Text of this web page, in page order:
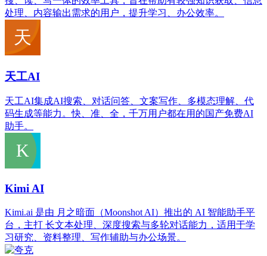
处理、内容输出需求的用户，提升学习、办公效率。
天工AI
天工AI集成AI搜索、对话问答、文案写作、多模态理解、代
码生成等能力。快、准、全，千万用户都在用的国产免费AI
助手。
Kimi AI
Kimi.ai 是由 月之暗面（Moonshot AI）推出的 AI 智能助手平
台，主打 长文本处理、深度搜索与多轮对话能力，适用于学
习研究、资料整理、写作辅助与办公场景。